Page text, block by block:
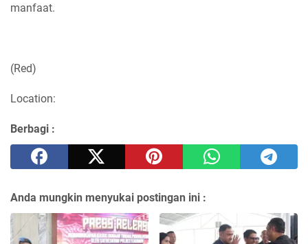
manfaat.
(Red)
Location:
Berbagi :
Anda mungkin menyukai postingan ini :